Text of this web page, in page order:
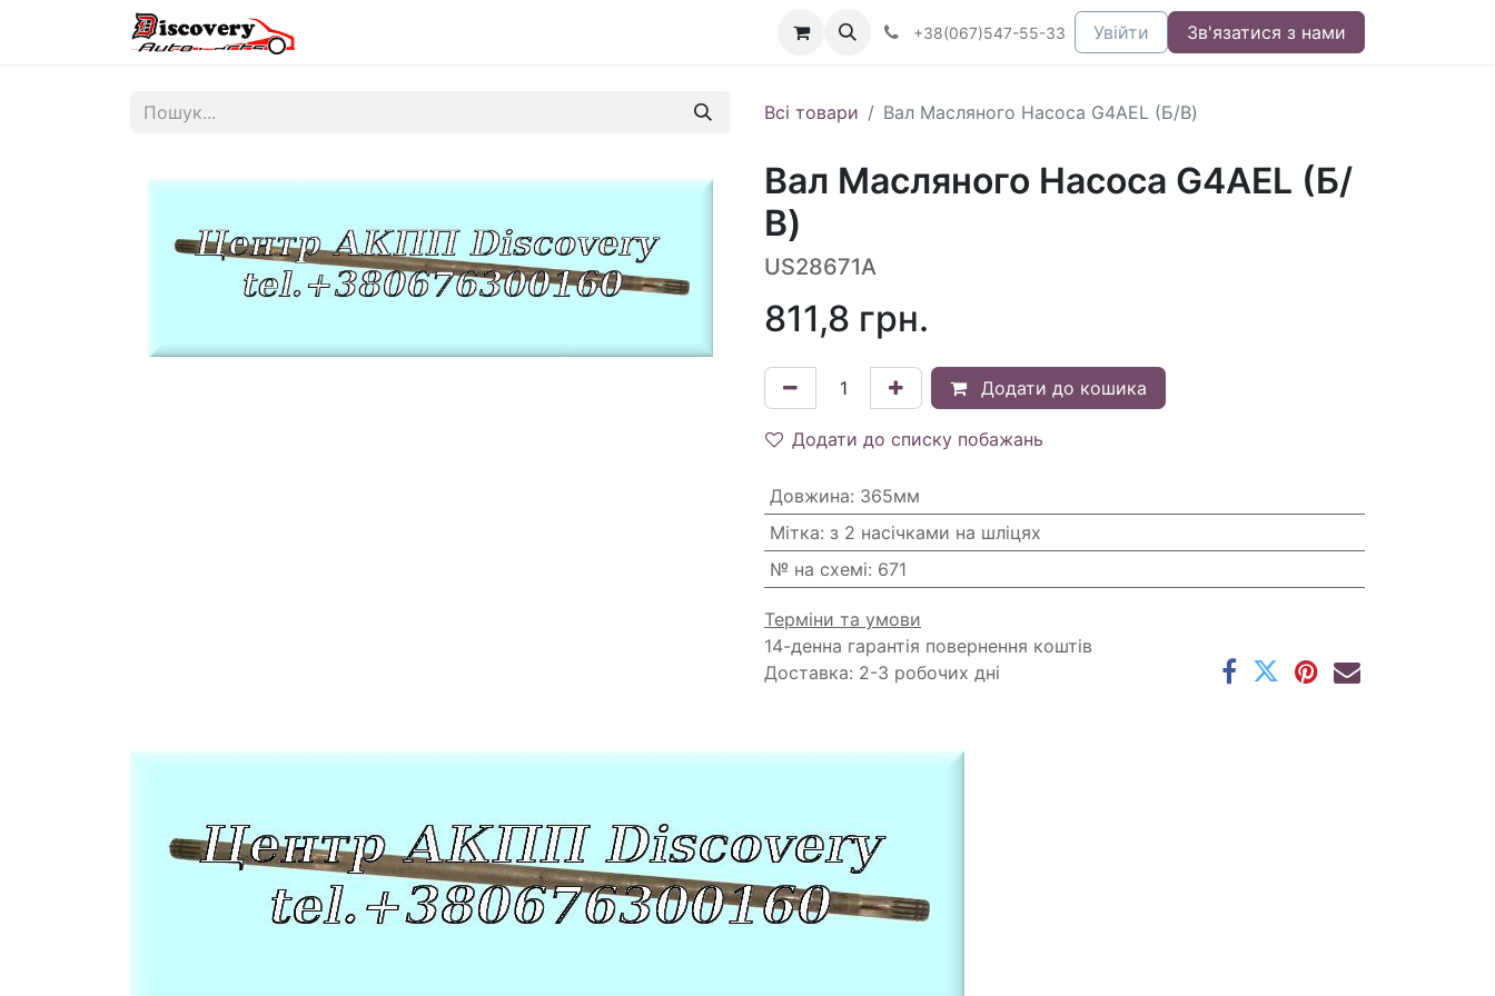
+38(067)547-55-33 Увійти Зв'язатися з нами
Всі товари Вал Масляного Насоса G4AEL (Б/В)
Вал Масляного Насоса G4AEL (Б/
В)
US28671A
811,8 грн.
Додати до кошика
Додати до списку побажань
Довжина: 365мм
Мітка: з 2 насічками на шліцях
№ на схемі: 671
Терміни та умови
14-денна гарантія повернення коштів
Доставка: 2-3 робочих дні